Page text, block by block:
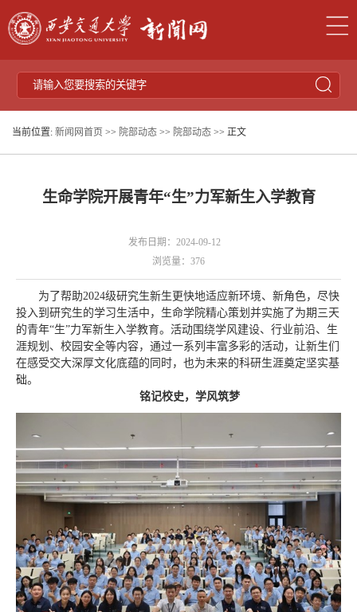
当前位置: 新闻网首页 >> 院部动态 >> 院部动态 >> 正文
生命学院开展青年“生”力军新生入学教育
发布日期：2024-09-12
浏览量： 376
为了帮助2024级研究生新生更快地适应新环境、新角色，尽快
投入到研究生的学习生活中，生命学院精心策划并实施了为期三天
的青年“生”力军新生入学教育。活动围绕学风建设、行业前沿、生
涯规划、校园安全等内容，通过一系列丰富多彩的活动，让新生们
在感受交大深厚文化底蕴的同时，也为未来的科研生涯奠定坚实基
础。
铭记校史，学风筑梦